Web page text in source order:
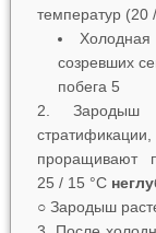
температур (20
Холодная
созревших
побега 5
2. Зародыш
проращивают
25 / 15 °C
○ Зародыш